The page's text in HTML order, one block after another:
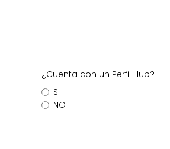
¿Cuenta con un Perfil Hub?
SI
NO